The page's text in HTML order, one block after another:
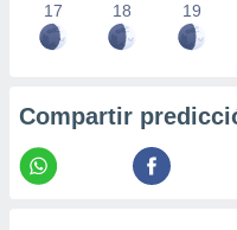
17 18 19
Compartir